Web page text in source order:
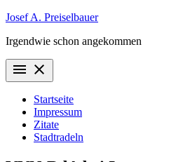
Zum
springen
Josef A. Preiselbauer
Irgendwie schon angekommen
menu close
Startseite
Impressum
Zitate
Stadtradeln